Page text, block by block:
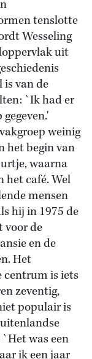
tenslotte
Wesseling
uit
is van de
`Ik had er
weinig
het begin van
waarna
het café. Wel
mensen
hij in 1975 de
voor de
en de
Het
is iets
zeventig,
populair is
was een
ik een jaar